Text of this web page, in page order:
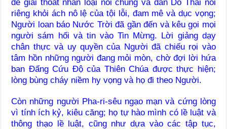
để giải thoát nhân loại nói chung và dân Do Thái nói
riêng khỏi ách nô lệ của tội lỗi, đam mê và dục vọng;
Người loan báo Nước Trời đã gần đến và kêu gọi mọi
người sám hối và tin vào Tin Mừng. Lời giảng dạy
chân thực và uy quyền của Người đã chiếu rọi vào
tâm hồn những người đang mỏi mòn, chờ đợi lời hứa
ban Đấng Cứu Độ của Thiên Chúa được thực hiện;
lòng bùng cháy niềm hy vọng và họ đi theo Người.
Còn những người Pha-ri-sêu ngạo mạn và cứng lòng
vì tính ích kỷ, kiêu căng; họ tự hào mình có lề luật và
thông thạo lề luật, cũng như dựa vào các tập tục,